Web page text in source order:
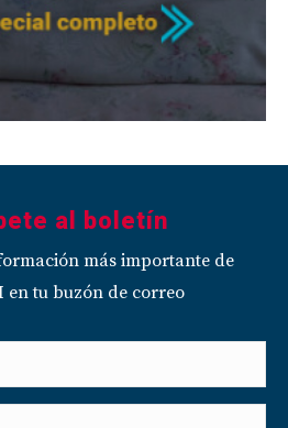
al boletín
más importante de
en tu buzón de correo